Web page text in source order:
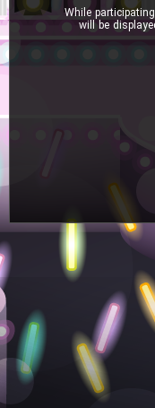
While
will be